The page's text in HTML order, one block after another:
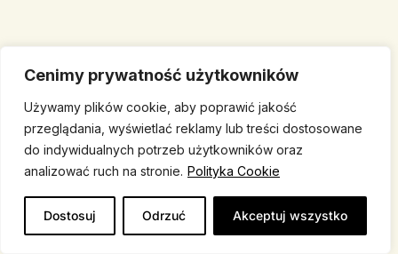
Cenimy prywatność użytkowników
Używamy plików cookie, aby poprawić jakość
przeglądania, wyświetlać reklamy lub treści dostosowane
do indywidualnych potrzeb użytkowników oraz
analizować ruch na stronie. Polityka Cookie
Dostosuj Odrzuć Akceptuj wszystko